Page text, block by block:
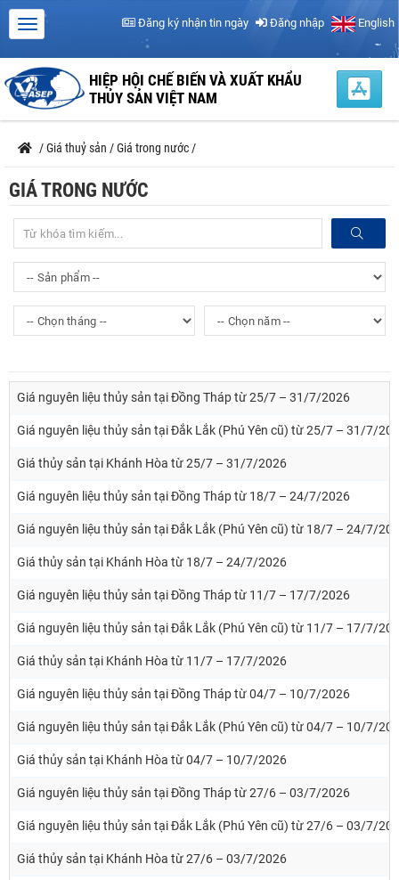
Đăng ký nhận tin ngày Đăng nhập English
HIỆP HỘI CHẾ BIẾN VÀ XUẤT KHẨU
THỦY SẢN VIỆT NAM
/Giá thuỷ sản /Giá trong nước /
GIÁ TRONG NƯỚC
Giá nguyên liệu thủy sản tại Đồng Tháp từ 25/7 – 31/7/2026
Giá nguyên liệu thủy sản tại Đắk Lắk (Phú Yên cũ) từ 25/7 – 31/7/
Giá thủy sản tại Khánh Hòa từ 25/7 – 31/7/2026
Giá nguyên liệu thủy sản tại Đồng Tháp từ 18/7 – 24/7/2026
Giá nguyên liệu thủy sản tại Đắk Lắk (Phú Yên cũ) từ 18/7 – 24/7/
Giá thủy sản tại Khánh Hòa từ 18/7 – 24/7/2026
Giá nguyên liệu thủy sản tại Đồng Tháp từ 11/7 – 17/7/2026
Giá nguyên liệu thủy sản tại Đắk Lắk (Phú Yên cũ) từ 11/7 – 17/7/
Giá thủy sản tại Khánh Hòa từ 11/7 – 17/7/2026
Giá nguyên liệu thủy sản tại Đồng Tháp từ 04/7 – 10/7/2026
Giá nguyên liệu thủy sản tại Đắk Lắk (Phú Yên cũ) từ 04/7 – 10/7/
Giá thủy sản tại Khánh Hòa từ 04/7 – 10/7/2026
Giá nguyên liệu thủy sản tại Đồng Tháp từ 27/6 – 03/7/2026
Giá nguyên liệu thủy sản tại Đắk Lắk (Phú Yên cũ) từ 27/6 – 03/7/
Giá thủy sản tại Khánh Hòa từ 27/6 – 03/7/2026